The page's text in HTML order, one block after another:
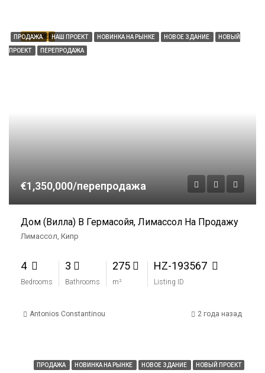
FEATURED
ПРОДАЖА НАШ ПРОЕКТ НОВИНКА НА РЫНКЕ НОВОЕ ЗДАНИЕ НОВЫЙ
ПРОЕКТ ПЕРЕПРОДАЖА
€1,350,000/перепродажа
Дом (вилла) В Гермасойя, Лимассол На Продажу
Лимассол, Кипр
4
Bedrooms
3
Bathrooms
275
m²
HZ-193567
Listing ID
Antonios Constantinou 2 года назад
ПРОДАЖА НОВИНКА НА РЫНКЕ НОВОЕ ЗДАНИЕ НОВЫЙ ПРОЕКТ